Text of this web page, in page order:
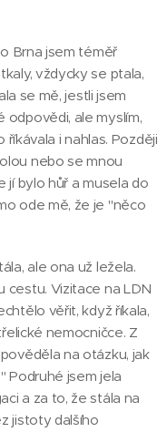
Brna jsem téměř
vždycky se ptala,
se mě, jestli jsem
odpovědi, ale myslím,
říkávala i nahlas. Později
nebo se mnou
jí bylo hůř a musela do
ode mě, že je "něco
ale ona už ležela.
cestu. Vizitace na LDN
věřit, když říkala,
nemocničce. Z
na otázku, jak
Podruhé jsem jela
a za to, že stála na
jistoty dalšího